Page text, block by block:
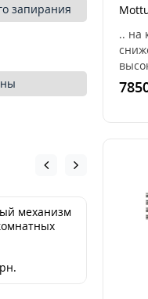
запирания
механизм
бронза
.. на